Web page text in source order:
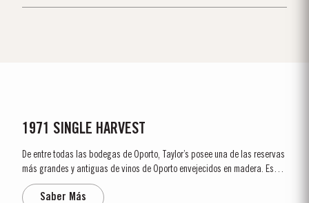
1971 SINGLE HARVEST
De entre todas las bodegas de Oporto, Taylor’s posee una de las reservas
más grandes y antiguas de vinos de Oporto envejecidos en madera. Estas
reservas incluyen una selección muy rara de vinos de Oporto de cosecha
única (Porto Single Harvest). Estos vinos de Oporto proceden de una sola
Saber Más